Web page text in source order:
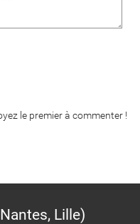
le premier à commenter !
Lille)